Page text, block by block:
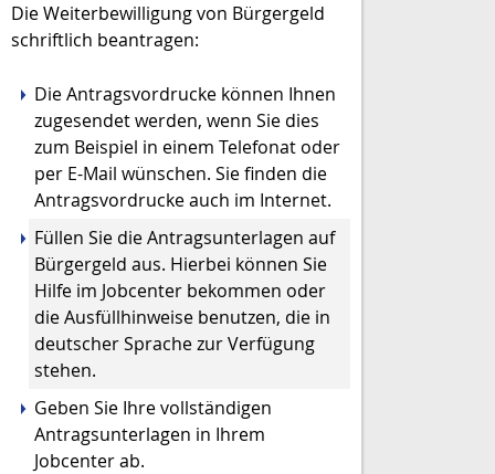
Die Weiterbewilligung von Bürgergeld
schriftlich beantragen:
Die Antragsvordrucke können Ihnen
zugesendet werden, wenn Sie dies
zum Beispiel in einem Telefonat oder
per E-Mail wünschen. Sie finden die
Antragsvordrucke auch im Internet.
Füllen Sie die Antragsunterlagen auf
Bürgergeld aus. Hierbei können Sie
Hilfe im Jobcenter bekommen oder
die Ausfüllhinweise benutzen, die in
deutscher Sprache zur Verfügung
stehen.
Geben Sie Ihre vollständigen
Antragsunterlagen in Ihrem
Jobcenter ab.